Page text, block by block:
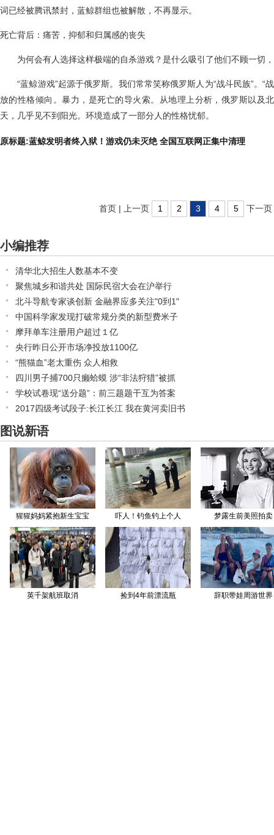
词已经被腾讯禁封，蓝鲸群组也被解散，不再显示。
死亡背后：痛苦，抑郁和归属感的丧失
为何会有人选择这样极端的自杀游戏？是什么吸引了他们不顾一切
“蓝鲸游戏”起源于俄罗斯。我们常常笑称俄罗斯人为“战斗民族”。“
放的性格倾向。暴力，是死亡的导火索。从地理上分析，俄罗斯以及
天，几乎见不到阳光。环境造成了一部分人的性格忧郁。
原标题:蓝鲸发明者终入狱！游戏仍未灭绝 全国互联网正集中清理
首页 | 上一页 1 2 3 4 5 下一页
小编推荐
清华北大招生人数基本不变
聚焦城乡和谐共处 国际民宿大会在沪举行
北斗导航专家谈创新 金融界应多关注"0到1"
中国科学家发现打破常规分类的新型费米子
摩拜单车注册用户超过１亿
央行昨日公开市场净投放1100亿
“熊猫血”老太重伤 众人相救
四川男子捕700只癞蛤蟆 涉“非法狩猎”被抓
学校试卷现“送分题”：前三题题干互为答案
2017四级考试段子:长江长江 我在黄河卖旧书
图说新语
猩猩妈妈紧抱新生宝宝 吓人！钓鱼钓上个人 梦露生前美照拍卖
英千架航班取消 捡到4年前漂流瓶 辞职带娃周游世界